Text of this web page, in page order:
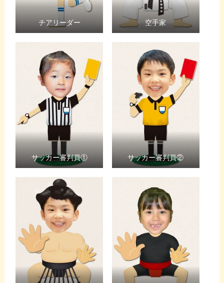
チアリーダー 空手家
サッカー審判員① サッカー審判員②